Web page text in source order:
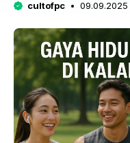
cultofpc 09.09.2025